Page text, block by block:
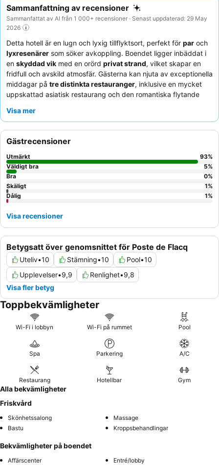
Sammanfattning av recensioner
Sammanfattat av AI från 1 000+ recensioner · Senast uppdaterad: 29 May
2026
Detta hotell är en lugn och lyxig tillflyktsort, perfekt för par och
lyxresenärer som söker avkoppling. Boendet ligger inbäddat i
en skyddad vik med en orörd privat strand, vilket skapar en
fridfull och avskild atmosfär. Gästerna kan njuta av exceptionella
middagar på tre distinkta restauranger, inklusive en mycket
uppskattad asiatisk restaurang och den romantiska flytande
och ofta gästas av kockar. Personalen får konsekvent beröm för
garanterar en bortskämd upplevelse. För en förbättrad vistelse,
överväg ett all-inclusive-paket för att fullt ut njuta av det
omfattande kulinariska utbudet och premiumdryckerna.
Visa mer
Betygsatt över genomsnittet för Poste de Flacq
Uteliv•10 Stämning•10 Pool•10
Upplevelser•9,9 Renlighet•9,8
Visa fler betyg
Gästrecensioner
Utmärkt 93%
Väldigt bra
5%
Bra
0%
Skäligt
1%
Dålig
1%
Visa recensioner
Toppbekvämligheter
Wi-Fi i lobbyn Wi-Fi på rummet Pool
Spa Parkering A/C
Restaurang Hotellbar Gym
Alla bekvämligheter
Friskvård
Skönhetssalong
Massage
Bastu
Kroppsbehandlingar
Bekvämligheter på boendet
Affärscenter Entré/lobby